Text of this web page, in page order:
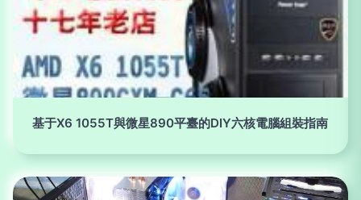
基于X6 1055T與微星890平臺的DIY六核電腦組裝指南